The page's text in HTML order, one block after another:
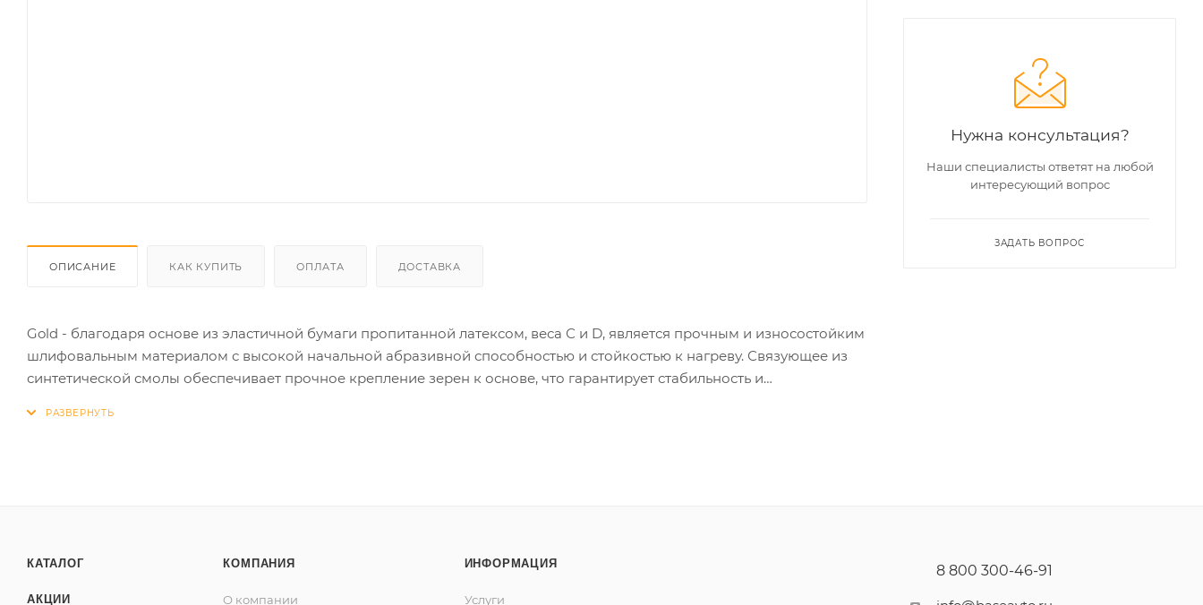
ОПИСАНИЕ КАК КУПИТЬ ОПЛАТА ДОСТАВКА
Gold - благодаря основе из эластичной бумаги пропитанной латексом, веса С и D, является прочным и износостойким
шлифовальным материалом с высокой начальной абразивной способностью и стойкостью к нагреву. Связующее из
синтетической смолы обеспечивает прочное крепление зерен к основе, что гарантирует стабильность и
Нужна консультация?
Наши специалисты ответят на любой
интересующий вопрос
ЗАДАТЬ ВОПРОС
КАТАЛОГ
АКЦИИ
КОМПАНИЯ
О компании
ИНФОРМАЦИЯ
Услуги
8 800 300-46-91